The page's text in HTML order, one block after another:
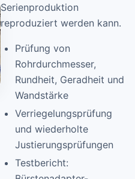
Serienproduktion
reproduziert werden kann.
Prüfung von
Rohrdurchmesser,
Rundheit, Geradheit und
Wandstärke
Verriegelungsprüfung
und wiederholte
Justierungsprüfungen
Testbericht: